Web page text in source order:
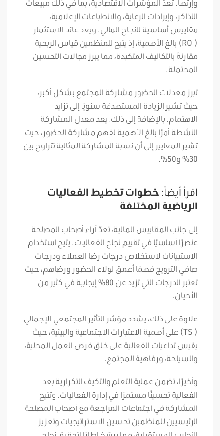
وإرثها. تعدّ المؤشرات الاقتصادية، بما في ذلك مبيعات
التذاكر، وإيرادات الرعاية، والانطباعات الإعلامية،
مقاييس أساسية للنجاح المالي. ويعد عائد الاستثمار
(ROI) بالغ الأهمية، إذ يتيح للمنظمين قياس الربحية
مقارنةً بالتكاليف المتكبدة، مما يبرز مجالات التحسين
المحتملة.
تبرز معدلات الحضور مشاركة المجتمع بشكل أكبر،
حيث تشير الزيادة المستهدفة سنويًا إلى تزايد
الاهتمام. بالإضافة إلى ذلك، يعد معدل المشاركة
النشطة أمرًا بالغ الأهمية لفهم مشاركة الحضور، حيث
تشير المعايير إلى أن نسبة المشاركة المثالية تتراوح بين
30% و50%.
اقرأ أيضاً: خطوات تخطيط الفعاليات
الرياضية المختلفة
إلى جانب المقاييس المالية، تعدّ آراء أصحاب المصلحة
عنصرًا أساسيًا في تقييم نجاح الفعاليات. يتيح استخدام
الاستبيانات لاستخلاص درجات رضا العملاء ودرجات
صافي الترويج فهمًا أعمق لولاء الحضور ورضاهم، حيث
تعتبر الدرجات التي تزيد عن 80% إيجابية في كثير من
الأحيان.
علاوة على ذلك، يشدد مؤشر التأثير المجتمعي الإجمالي
(TSI) على أهمية الاعتبارات الاجتماعية والبيئية، حيث
يقيس تداعيات الفعالية على خلق فرص العمل المحلية،
والسياحة، ورفاهية المجتمع.
وأخيرًا، تضمن عملية التعلم والتكيف التكرارية بعد
الفعالية تحسينًا مستمرًا في إدارة الفعاليات. وتتيح
المشاركة في اجتماعات المراجعة مع أصحاب المصلحة
الرئيسيين للمنظمين تحسين الاستراتيجيات وتعزيز